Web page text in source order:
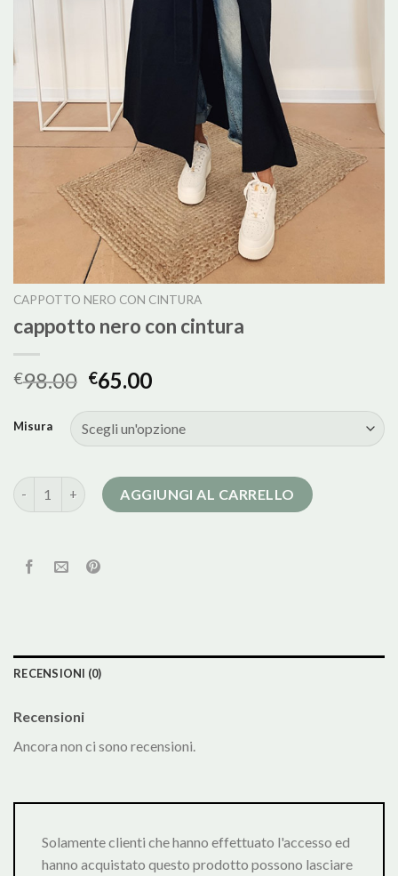
CAPPOTTO NERO CON CINTURA
cappotto nero con cintura
€98.00 €65.00
Misura
cappotto nero con cintura quantità
AGGIUNGI AL CARRELLO
RECENSIONI (0)
Recensioni
Ancora non ci sono recensioni.
Solamente clienti che hanno effettuato l'accesso ed
hanno acquistato questo prodotto possono lasciare